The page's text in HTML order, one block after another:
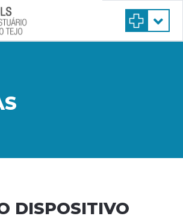
principal
DISPOSITIVO